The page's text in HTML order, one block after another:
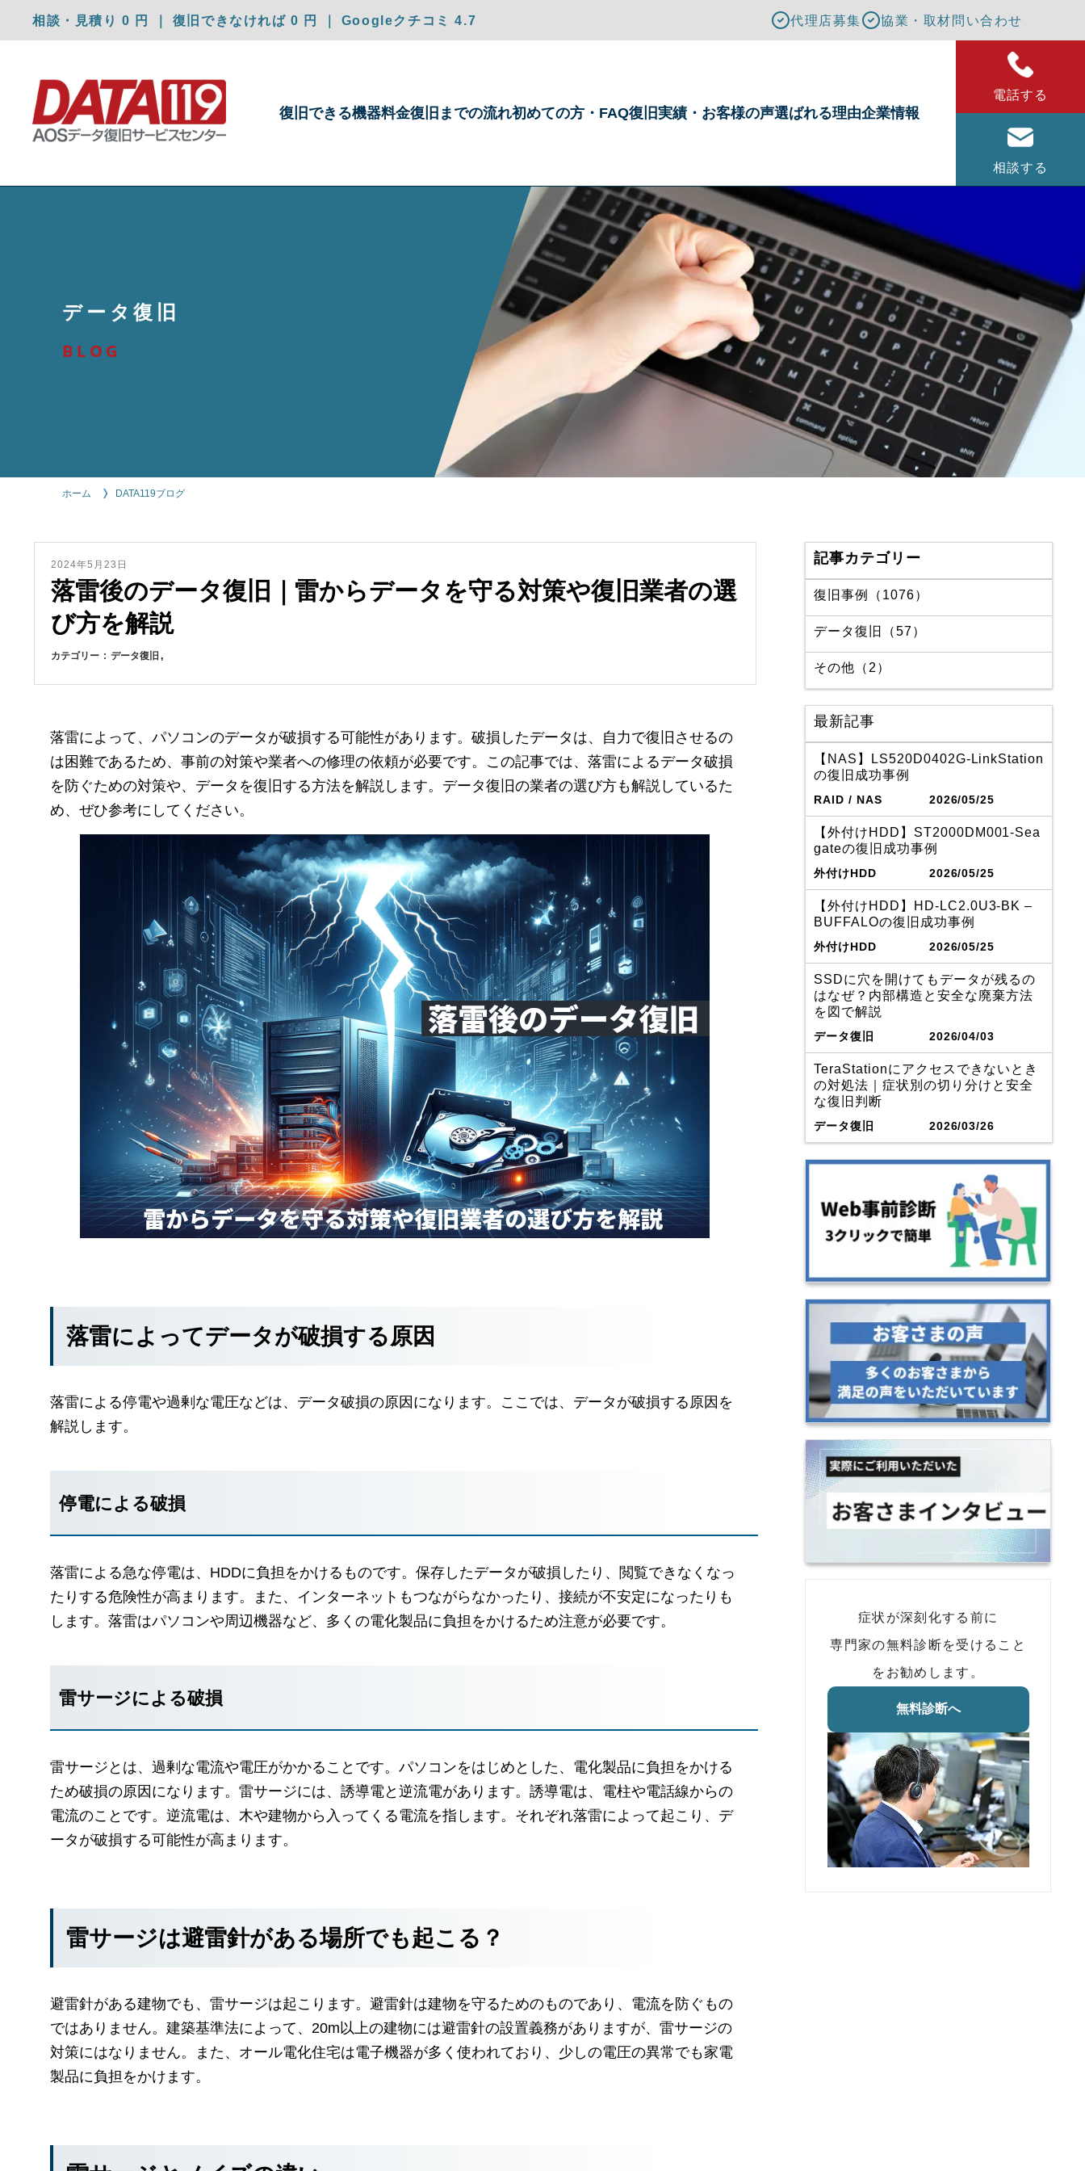
相談・見積り 0 円 ｜ 復旧できなければ 0 円 ｜ Googleクチコミ 4.7 代理店募集 協業・取材問い合わせ
復旧できる機器料金復旧までの流れ初めての方・ FAQ復旧実績・ お客様の声選ばれる理由企業情報
電話する
相談する
データ復旧
BLOG
ホーム DATA119ブログ
2024年5月23日
落雷後のデータ復旧｜雷からデータを守る対策や復旧業者の選
び方を解説
カテゴリー データ復旧
落雷によって、パソコンのデータが破損する可能性があります。破損したデータは、自力で復旧させるの
は困難であるため、事前の対策や業者への修理の依頼が必要です。この記事では、落雷によるデータ破損
を防ぐための対策や、データを復旧する方法を解説します。データ復旧の業者の選び方も解説しているた
め、ぜひ参考にしてください。
落雷によってデータが破損する原因
落雷による停電や過剰な電圧などは、データ破損の原因になります。ここでは、データが破損する原因を
解説します。
停電による破損
落雷による急な停電は、HDDに負担をかけるものです。保存したデータが破損したり、閲覧できなくなっ
たりする危険性が高まります。また、インターネットもつながらなかったり、接続が不安定になったりも
します。落雷はパソコンや周辺機器など、多くの電化製品に負担をかけるため注意が必要です。
雷サージによる破損
雷サージとは、過剰な電流や電圧がかかることです。パソコンをはじめとした、電化製品に負担をかける
ため破損の原因になります。雷サージには、誘導電と逆流電があります。誘導電は、電柱や電話線からの
電流のことです。逆流電は、木や建物から入ってくる電流を指します。それぞれ落雷によって起こり、デ
ータが破損する可能性が高まります。
雷サージは避雷針がある場所でも起こる？
避雷針がある建物でも、雷サージは起こります。避雷針は建物を守るためのものであり、電流を防ぐもの
ではありません。建築基準法によって、20m以上の建物には避雷針の設置義務がありますが、雷サージの
対策にはなりません。また、オール電化住宅は電子機器が多く使われており、少しの電圧の異常でも家電
製品に負担をかけます。
記事カテゴリー
復旧事例（1076）
データ復旧（57）
その他（2）
最新記事
【NAS】LS520D0402G-LinkStation
の復旧成功事例
RAID / NAS 2026/05/25
【外付けHDD】ST2000DM001-Sea
gateの復旧成功事例
外付けHDD 2026/05/25
【外付けHDD】HD-LC2.0U3-BK –
BUFFALOの復旧成功事例
外付けHDD 2026/05/25
SSDに穴を開けてもデータが残るの
はなぜ？内部構造と安全な廃棄方法
を図で解説
データ復旧 2026/04/03
TeraStationにアクセスできないとき
の対処法｜症状別の切り分けと安全
な復旧判断
データ復旧 2026/03/26
症状が深刻化する前に
専門家の無料診断を受けること
をお勧めします。
無料診断へ